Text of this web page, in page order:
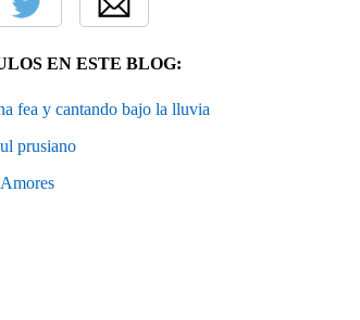
EN ESTE BLOG:
fea y cantando bajo la lluvia
prusiano
Amores